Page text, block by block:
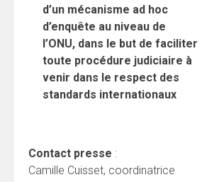
d’un mécanisme ad hoc
d’enquête au niveau de
l’ONU, dans le but de faciliter
toute procédure judiciaire à
venir dans le respect des
standards internationaux
Contact presse :
Camille Cuisset, coordinatrice